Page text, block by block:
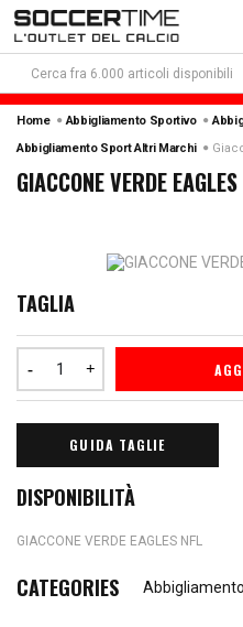
Home Abbigliamento Sportivo
Abbigliamento Sport Altri Marchi
GIACCONE VERDE
TAGLIA
GUIDA TAGLIE
DISPONIBILITÀ
GIACCONE VERDE EAGLES NFL
CATEGORIES